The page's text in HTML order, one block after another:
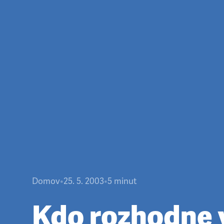
Domov•25. 5. 2003•5 minut
Kdo rozhodne